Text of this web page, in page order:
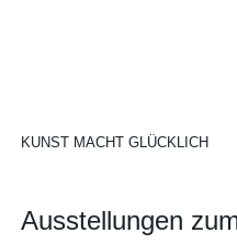
KUNST MACHT GLÜCKLICH
Ausstellungen